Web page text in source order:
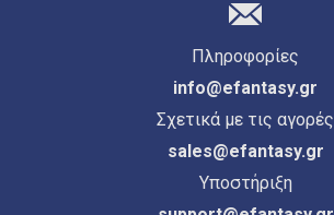
Πληροφορίες
info@efantasy.gr
Σχετικά με τις αγορές
sales@efantasy.gr
Υποστήριξη